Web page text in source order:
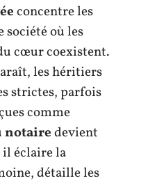
concentre les
société où les
cœur coexistent.
les héritiers
strictes, parfois
comme
notairedevient
éclaire la
détaille les